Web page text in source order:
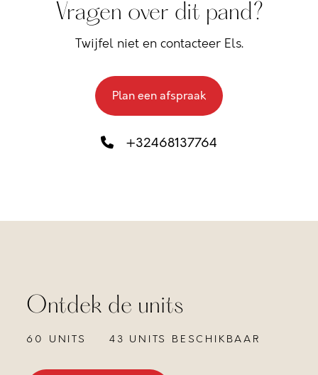
Vragen over dit pand?
Twijfel niet en contacteer Els.
Plan een afspraak
+32468137764
Ontdek de units
60 UNITS 43 UNITS BESCHIKBAAR